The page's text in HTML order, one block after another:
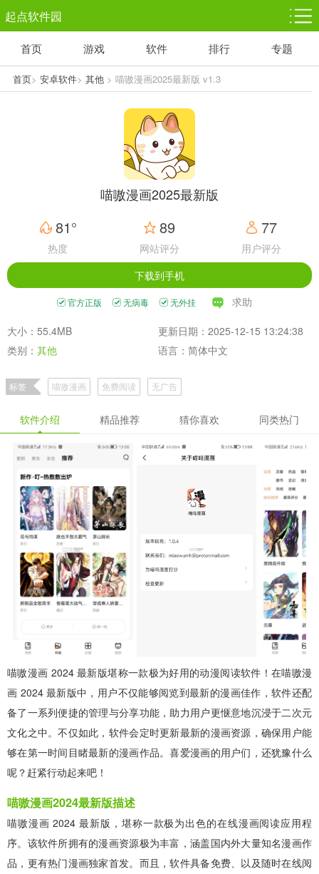
起点软件园
塔防游戏
1千+款游戏
休闲益智
1万+款游戏
体育竞技
5百+款游戏
赛车竞速
3百+款游戏
首页 游戏 软件 排行 专题
首页> 安卓软件> 其他> 喵嗷漫画2025最新版 v1.3
喵嗷漫画2025最新版
81°
热度
89
网站评分
77
用户评分
下载到手机
官方正版 无病毒 无外挂 求助
大小：55.4MB
更新日期：2025-12-15 13:24:38
类别： 其他 语言：简体中文
标签 喵嗷漫画 免费阅读 无广告
软件介绍 精品推荐 猜你喜欢 同类热门
喵嗷漫画 2024 最新版堪称一款极为好用的动漫阅读软件！在喵嗷漫
画 2024 最新版中，用户不仅能够阅览到最新的漫画佳作，软件还配
备了一系列便捷的管理与分享功能，助力用户更惬意地沉浸于二次元
文化之中。不仅如此，软件会定时更新最新的漫画资源，确保用户能
够在第一时间目睹最新的漫画作品。喜爱漫画的用户们，还犹豫什么
呢？赶紧行动起来吧！
喵嗷漫画2024最新版描述
喵嗷漫画 2024 最新版，堪称一款极为出色的在线漫画阅读应用程
序。该软件所拥有的漫画资源极为丰富，涵盖国内外大量知名漫画作
品，更有热门漫画独家首发。而且，软件具备免费、以及随时在线阅